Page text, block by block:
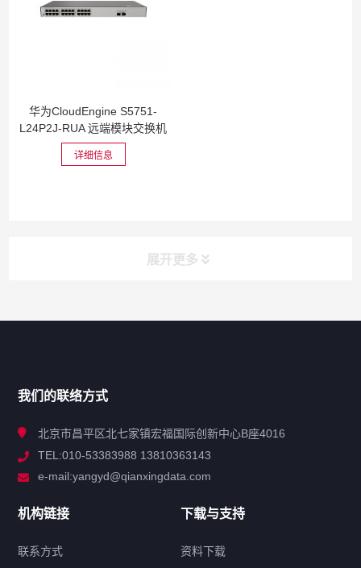
华为CloudEngine S5751-
L24P2J-RUA 远端模块交换机
详细信息
展开更多
解决方案
我们的联络方式
北京市昌平区北七家镇宏福国际创新中心B座4016
TEL:010-53383988 13810363143
e-mail:yangyd@qianxingdata.com
机构链接
联系方式
下载与支持
资料下载